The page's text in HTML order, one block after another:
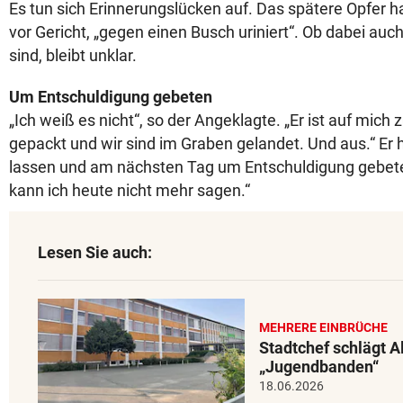
Es tun sich Erinnerungslücken auf. Das spätere Opfer
vor Gericht, „gegen einen Busch uriniert“. Ob dabei
sind, bleibt unklar.
Um Entschuldigung gebeten
„Ich weiß es nicht“, so der Angeklagte. „Er ist auf mich
gepackt und wir sind im Graben gelandet. Und aus.“ Er
lassen und am nächsten Tag um Entschuldigung
kann ich heute nicht mehr sagen.“
Lesen Sie auch:
MEHRERE EINBRÜCHE
Stadtchef schlägt
„Jugendbanden“
18.06.2026